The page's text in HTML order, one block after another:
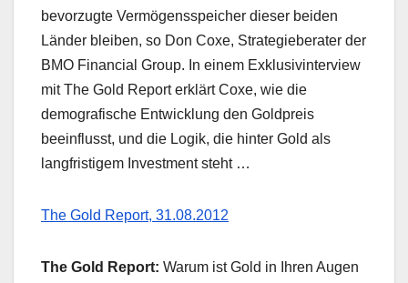
bevorzugte Vermögensspeicher dieser beiden
Länder bleiben, so Don Coxe, Strategieberater der
BMO Financial Group. In einem Exklusivinterview
mit The Gold Report erklärt Coxe, wie die
demografische Entwicklung den Goldpreis
beeinflusst, und die Logik, die hinter Gold als
langfristigem Investment steht …
The Gold Report, 31.08.2012
The Gold Report: Warum ist Gold in Ihren Augen